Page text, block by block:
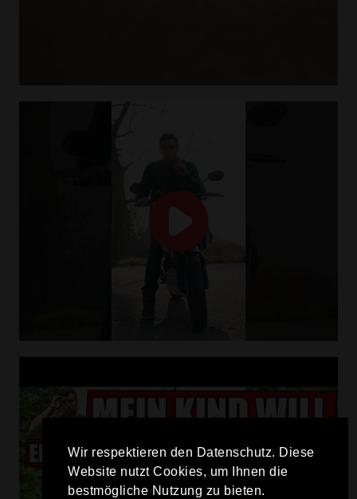
Wir respektieren den Datenschutz. Diese
Website nutzt Cookies, um Ihnen die
bestmögliche Nutzung zu bieten.